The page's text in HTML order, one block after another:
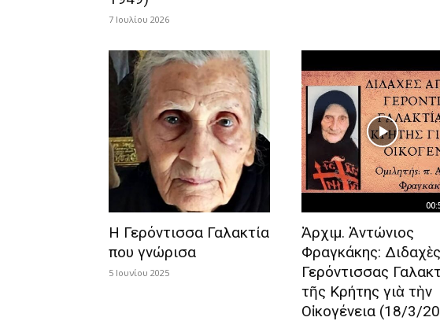
7 Ιουλίου 2026
Η Γερόντισσα Γαλακτία
που γνώρισα
5 Ιουνίου 2025
Ἀρχιμ. Ἀντώνιος
Φραγκάκης: Διδαχὲς
Γερόντισσας
τῆς Κρήτης γιὰ τὴν
Οἰκογένεια (18/3/